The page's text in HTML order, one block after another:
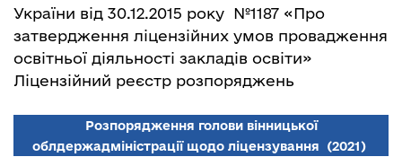
України від 30.12.2015 року №1187 «Про
затвердження ліцензійних умов провадження
освітньої діяльності закладів освіти»
Ліцензійний реєстр розпоряджень
Розпорядження голови вінницької
облдержадміністрації щодо ліцензування
(2021)